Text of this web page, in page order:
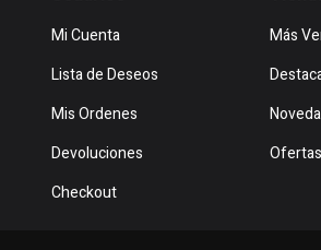
Mi Cuenta
Lista de Deseos
Mis Ordenes
Devoluciones
Checkout
Más
Ofertas